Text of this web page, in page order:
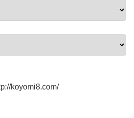
koyomi8.com/